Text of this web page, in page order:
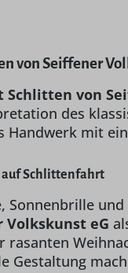
von Seiffener
von
des
mit
auf Schlittenfahrt
eG